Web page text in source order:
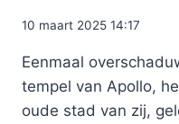
10 maart 2025 14:17
Eenmaal
tempel van Apollo,
oude stad van zij,